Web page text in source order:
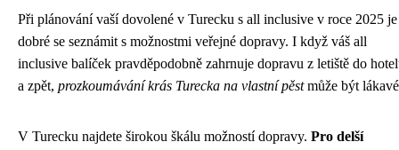
Při plánování vaší dovolené v Turecku s all inclusive v roce 2025 je
dobré se seznámit s možnostmi veřejné dopravy. I když váš all
inclusive balíček pravděpodobně zahrnuje dopravu z letiště do
a zpět, prozkoumávání krás Turecka na vlastní pěstmůže být
V Turecku najdete širokou škálu možností dopravy. Pro delší